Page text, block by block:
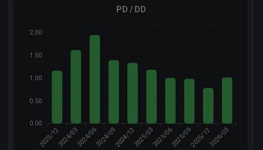
PD / DD
2.00
1.50
1.00
0.50
0.00
2023/122024/032024/062024/092024/122025/032025/062025/092025/122026/03